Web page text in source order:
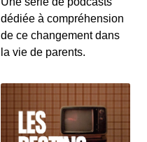
dédiée à compréhension
de ce changement dans
la vie de parents.